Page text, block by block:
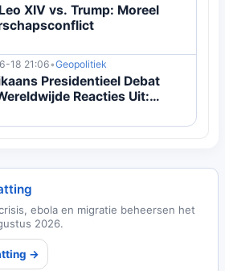
XIV vs. Trump: Moreel
18 21:06•Geopolitiek
Presidentieel Debat
Reacties Uit:
ebola en migratie beheersen het
2026.
→